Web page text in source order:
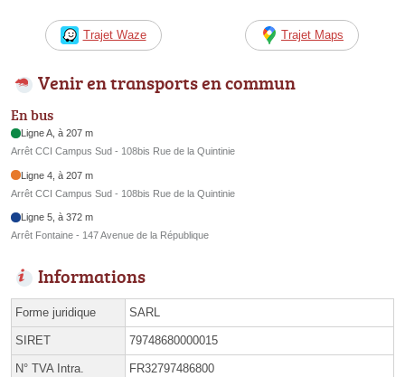
Trajet Waze Trajet Maps
Venir en transports en commun
En bus
Ligne A, à 207 m
Arrêt CCI Campus Sud - 108bis Rue de la Quintinie
Ligne 4, à 207 m
Arrêt CCI Campus Sud - 108bis Rue de la Quintinie
Ligne 5, à 372 m
Arrêt Fontaine - 147 Avenue de la République
Informations
Forme juridique SARL
SIRET 79748680000015
N° TVA Intra. FR32797486800